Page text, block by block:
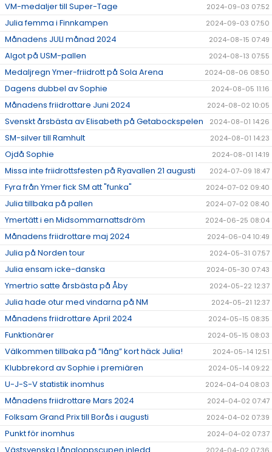
VM-medaljer till Super-Tage 2024-09-03 07:52
Julia femma i Finnkampen 2024-09-03 07:50
Månadens JULI månad 2024 2024-08-15 07:49
Algot på USM-pallen 2024-08-13 07:55
Medaljregn Ymer-friidrott på Sola Arena 2024-08-06 08:50
Dagens dubbel av Sophie 2024-08-05 11:16
Månadens friidrottare Juni 2024 2024-08-02 10:05
Svenskt årsbästa av Elisabeth på Getabockspelen 2024-08-01 14:26
SM-silver till Ramhult 2024-08-01 14:23
Ojdå Sophie 2024-08-01 14:19
Missa inte friidrottsfesten på Ryavallen 21 augusti 2024-07-09 18:47
Fyra från Ymer fick SM att "funka" 2024-07-02 09:40
Julia tillbaka på pallen 2024-07-02 08:40
Ymertätt i en Midsommarnattsdröm 2024-06-25 08:04
Månadens friidrottare maj 2024 2024-06-04 10:49
Julia på Norden tour 2024-05-31 07:57
Julia ensam icke-danska 2024-05-30 07:43
Ymertrio satte årsbästa på Åby 2024-05-22 12:37
Julia hade otur med vindarna på NM 2024-05-21 12:37
Månadens friidrottare April 2024 2024-05-15 08:35
Funktionärer 2024-05-15 08:03
Välkommen tillbaka på ”lång” kort häck Julia! 2024-05-14 12:51
Klubbrekord av Sophie i premiären 2024-05-14 09:22
U-J-S-V statistik inomhus 2024-04-04 08:03
Månadens friidrottare Mars 2024 2024-04-02 07:47
Folksam Grand Prix till Borås i augusti 2024-04-02 07:39
Punkt för inomhus 2024-04-02 07:37